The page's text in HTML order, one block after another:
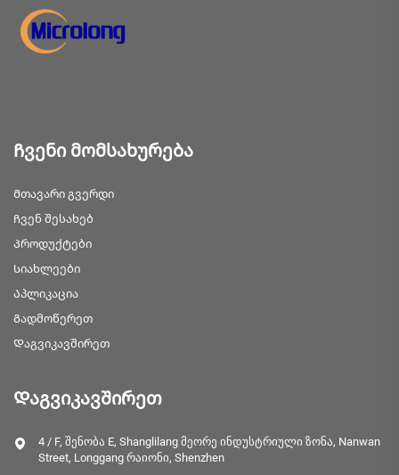
Ჩვენი მომსახურება
Მთავარი გვერდი
Ჩვენ შესახებ
Პროდუქტები
Სიახლეები
Აპლიკაცია
Გადმოწერეთ
Დაგვიკავშირეთ
Დაგვიკავშირეთ
4 / F, შენობა E, Shanglilang მეორე ინდუსტრიული ზონა, Nanwan
Street, Longgang რაიონი, Shenzhen